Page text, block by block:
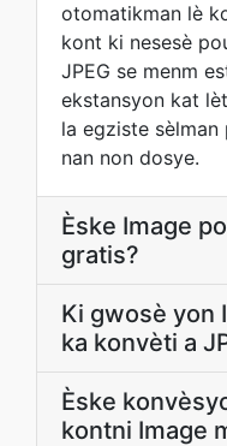
otomatikman lè
kont ki nesesè
JPEG se menm
ekstansyon kat
la egziste sèlman
nan non dosye.
Èske Image
gratis?
Ki gwosè yon
ka konvèti a
Èske
kontni Image